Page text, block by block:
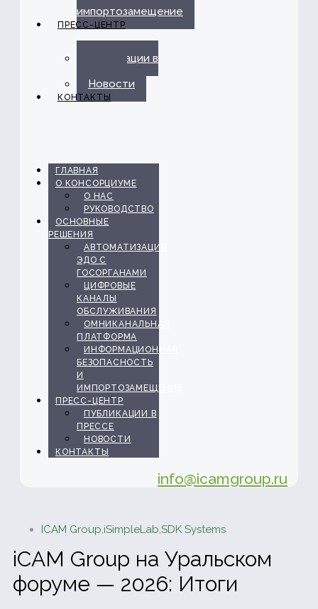
импортозамещение
ПРЕСС-ЦЕНТР
Публикации в
Новости
КОНТАКТЫ
ГЛАВНАЯ
О КОНСОРЦИУМЕ
О НАС
РУКОВОДСТВО
ОСНОВНЫЕ
РЕШЕНИЯ
АВТОМАТИЗАЦИЯ
ЭДО С
ГОСОРГАНАМИ
ЦИФРОВЫЕ
КАНАЛЫ
ОБСЛУЖИВАНИЯ
ОМНИКАНАЛЬНАЯ
ПЛАТФОРМА
ИНФОРМАЦИОННАЯ
БЕЗОПАСНОСТЬ
И
ИМПОРТОЗАМЕЩЕНИЕ
ПРЕСС-ЦЕНТР
ПУБЛИКАЦИИ В
ПРЕССЕ
НОВОСТИ
КОНТАКТЫ
info@icamgroup.ru
ICAM Group,iSimpleLab,SDK Systems
iCAM Group на Уральском
форуме — 2026: Итоги